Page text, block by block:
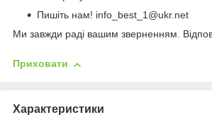
Пишіть нам! info_best_1@ukr.net
Ми завжди раді вашим зверненням.
Приховати
Характеристики